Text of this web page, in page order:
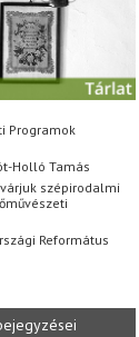
Programok
Holló Tamás
szépirodalmi
Református